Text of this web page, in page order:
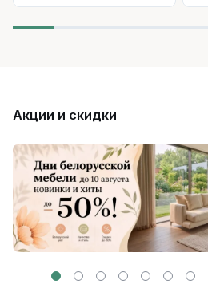
Акции и скидки